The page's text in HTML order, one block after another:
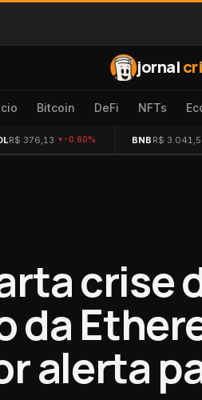
jornal
Bitcoin DeFi NFTs
R$ 376,13 -0.60% BNB R$
crise
da
alerta